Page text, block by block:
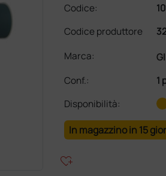
Codice:
Codice produttore
Marca:
Conf.:
1
Disponibilità:
In magazzino in 15
heart_plus